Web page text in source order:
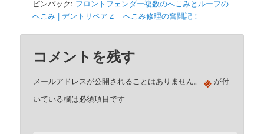
ピンバック: フロントフェンダー複数のへこみとルーフの
へこみ | デントリペアＺ へこみ修理の奮闘記！
コメントを残す
メールアドレスが公開されることはありません。 ※ が付
いている欄は必須項目です